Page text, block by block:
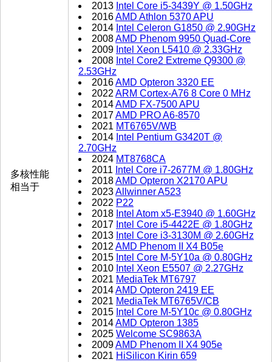
多核性能
相当于
2013 Intel Core i5-3439Y @ 1.50GHz
2016AMD Athlon 5370 APU
2014 Intel Celeron G1850 @ 2.90GHz
2008AMD Phenom 9950 Quad-Core
2009 Intel Xeon L5410 @ 2.33GHz
2008 Intel Core2 Extreme Q9300 @
2.53GHz
2016AMD Opteron 3320 EE
2022ARM Cortex-A76 8 Core 0 MHz
2014AMD FX-7500 APU
2017AMD PRO A6-8570
2021 MT6765V/WB
2014 Intel Pentium G3420T @
2.70GHz
2024 MT8768CA
2011 Intel Core i7-2677M @ 1.80GHz
2018AMD Opteron X2170 APU
2023Allwinner A523
2022 P22
2018 Intel Atom x5-E3940 @ 1.60GHz
2017 Intel Core i5-4422E @ 1.80GHz
2013 Intel Core i3-3130M @ 2.60GHz
2012AMD Phenom II X4 B05e
2015 Intel Core M-5Y10a @ 0.80GHz
2010 Intel Xeon E5507 @ 2.27GHz
2021 MediaTek MT6797
2014AMD Opteron 2419 EE
2021 MediaTek MT6765V/CB
2015 Intel Core M-5Y10c @ 0.80GHz
2014AMD Opteron 1385
2025 Welcome SC9863A
2009AMD Phenom II X4 905e
2021 HiSilicon Kirin 659